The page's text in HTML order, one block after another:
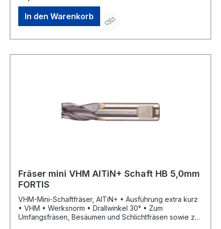
In den Warenkorb
Fräser mini VHM AlTiN+ Schaft HB 5,0mm
FORTIS
VHM-Mini-Schaftfräser, AlTiN+ • Ausführung extra kurz
• VHM • Werksnorm • Drallwinkel 30° • Zum
Umfangsfräsen, Besäumen und Schlichtfräsen sowie zur